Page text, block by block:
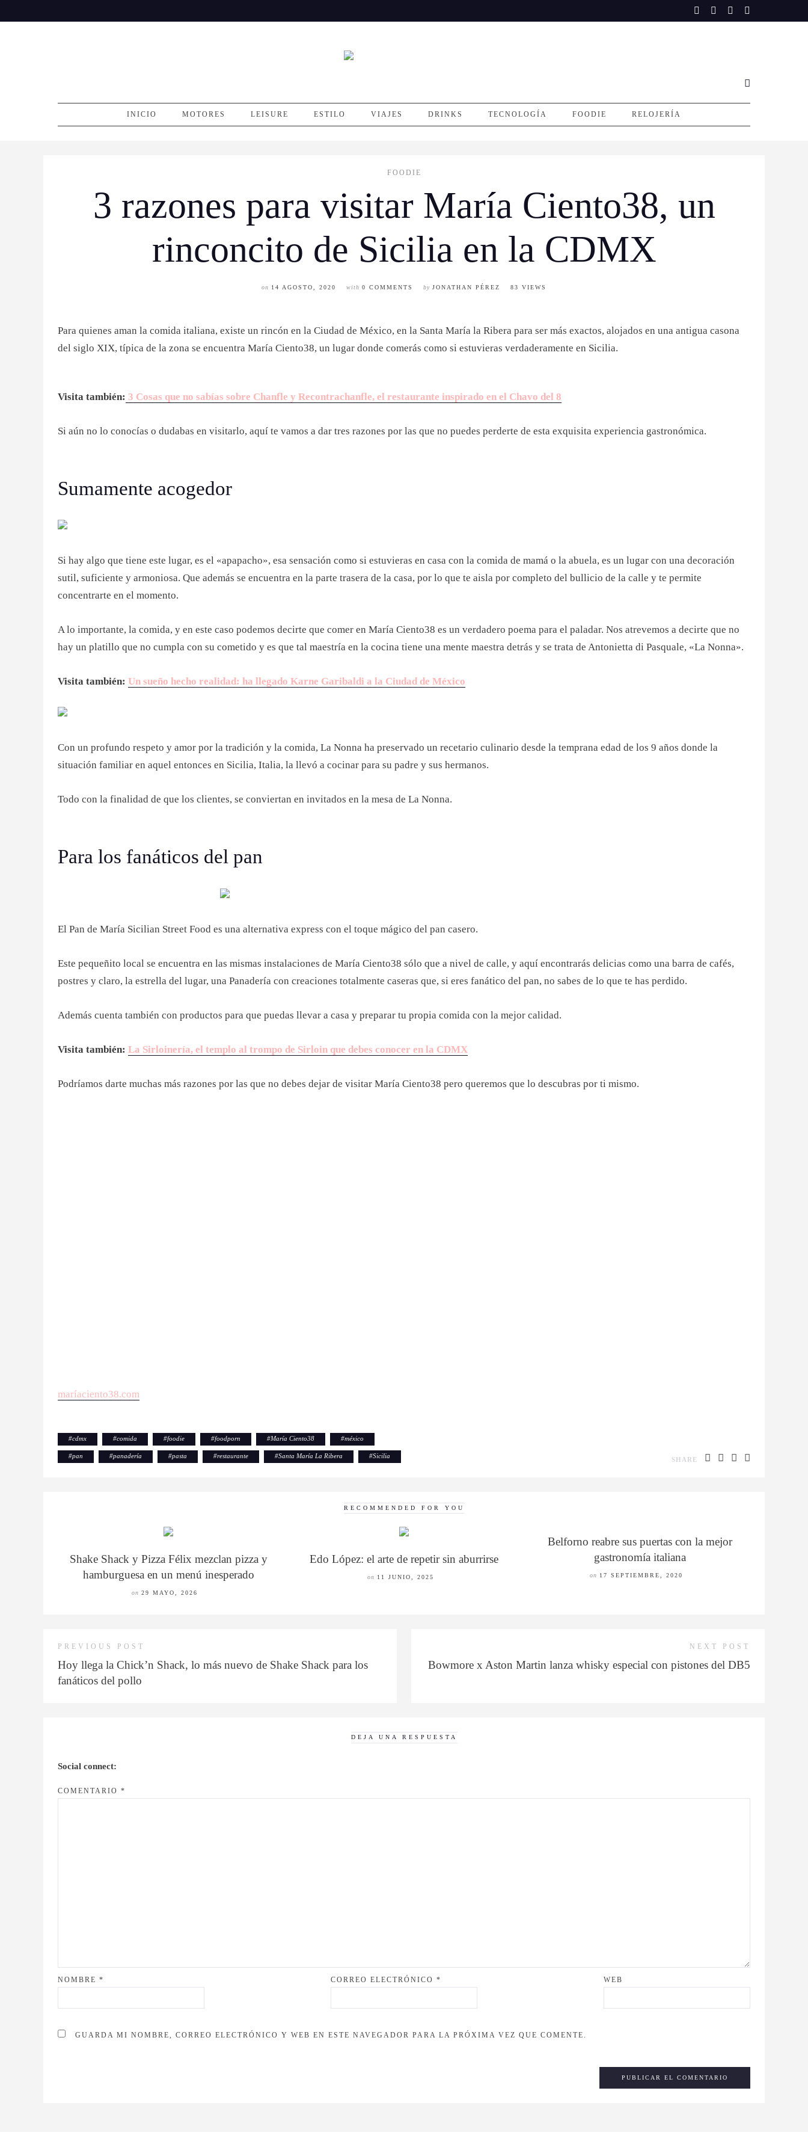
to
INICIO MOTORES LEISURE ESTILO VIAJES DRINKS TECNOLOGÍA FOODIE RELOJERÍA
FOODIE
3 razones para visitar María Ciento38, un
rinconcito de Sicilia en la CDMX
on 14 AGOSTO, 2020 with 0 COMMENTS by JONATHAN PÉREZ 83 VIEWS
Para quienes aman la comida italiana, existe un rincón en la Ciudad de México, en la Santa María la Ribera para ser más exactos, alojados en una antigua casona
del siglo XIX, típica de la zona se encuentra María Ciento38, un lugar donde comerás como si estuvieras verdaderamente en Sicilia.
Visita también: 3 Cosas que no sabías sobre Chanfle y Recontrachanfle, el restaurante inspirado en el Chavo del 8
Si aún no lo conocías o dudabas en visitarlo, aquí te vamos a dar tres razones por las que no puedes perderte de esta exquisita experiencia gastronómica.
Sumamente acogedor
Si hay algo que tiene este lugar, es el «apapacho», esa sensación como si estuvieras en casa con la comida de mamá o la abuela, es un lugar con una decoración
sutil, suficiente y armoniosa. Que además se encuentra en la parte trasera de la casa, por lo que te aisla por completo del bullicio de la calle y te permite
concentrarte en el momento.
A lo importante, la comida, y en este caso podemos decirte que comer en María Ciento38 es un verdadero poema para el paladar. Nos atrevemos a decirte que no
hay un platillo que no cumpla con su cometido y es que tal maestría en la cocina tiene una mente maestra detrás y se trata de Antonietta di Pasquale, «La Nonna».
Visita también: Un sueño hecho realidad: ha llegado Karne Garibaldi a la Ciudad de México
Con un profundo respeto y amor por la tradición y la comida, La Nonna ha preservado un recetario culinario desde la temprana edad de los 9 años donde la
situación familiar en aquel entonces en Sicilia, Italia, la llevó a cocinar para su padre y sus hermanos.
Todo con la finalidad de que los clientes, se conviertan en invitados en la mesa de La Nonna.
Para los fanáticos del pan
El Pan de María Sicilian Street Food es una alternativa express con el toque mágico del pan casero.
Este pequeñito local se encuentra en las mismas instalaciones de María Ciento38 sólo que a nivel de calle, y aquí encontrarás delicias como una barra de cafés,
postres y claro, la estrella del lugar, una Panadería con creaciones totalmente caseras que, si eres fanático del pan, no sabes de lo que te has perdido.
Además cuenta también con productos para que puedas llevar a casa y preparar tu propia comida con la mejor calidad.
Visita también: La Sirloinería, el templo al trompo de Sirloin que debes conocer en la CDMX
Podríamos darte muchas más razones por las que no debes dejar de visitar María Ciento38 pero queremos que lo descubras por ti mismo.
maríaciento38.com
#cdmx #comida #foodie #foodporn #María Ciento38 #méxico
#pan #panadería #pasta #restaurante #Santa María La Ribera #Sicilia SHARE
RECOMMENDED FOR YOU
Shake Shack y Pizza Félix mezclan pizza y
hamburguesa en un menú inesperado
on 29 MAYO, 2026
Edo López: el arte de repetir sin aburrirse
on 11 JUNIO, 2025
Belforno reabre sus puertas con la mejor
gastronomía italiana
on 17 SEPTIEMBRE, 2020
PREVIOUS POST
Hoy llega la Chick’n Shack, lo más nuevo de Shake Shack para los
fanáticos del pollo
NEXT POST
Bowmore x Aston Martin lanza whisky especial con pistones del DB5
DEJA UNA RESPUESTA
Social connect:
COMENTARIO *
NOMBRE * CORREO ELECTRÓNICO * WEB
GUARDA MI NOMBRE, CORREO ELECTRÓNICO Y WEB EN ESTE NAVEGADOR PARA LA PRÓXIMA VEZ QUE COMENTE.